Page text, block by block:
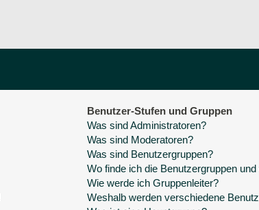
Benutzer-Stufen und Gruppen
Was sind Administratoren?
Was sind Moderatoren?
Was sind Benutzergruppen?
Wo finde ich die Benutzergruppen
Wie werde ich Gruppenleiter?
Weshalb werden verschiedene